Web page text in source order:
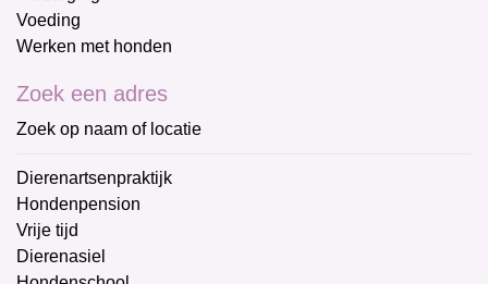
Voeding
Werken met honden
Zoek een adres
Zoek op naam of locatie
Dierenartsenpraktijk
Hondenpension
Vrije tijd
Dierenasiel